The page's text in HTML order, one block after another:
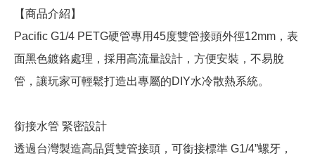
【商品介紹】
Pacific G1/4 PETG硬管專用45度雙管接頭外徑12mm，表
面黑色鍍鉻處理，採用高流量設計，方便安裝，不易脫
管，讓玩家可輕鬆打造出專屬的DIY水冷散熱系統。
銜接水管 緊密設計
透過台灣製造高品質雙管接頭，可銜接標準 G1/4”螺牙，